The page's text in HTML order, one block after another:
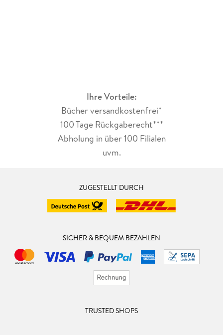
Ihre Vorteile:
Bücher versandkostenfrei*
100 Tage Rückgaberecht***
Abholung in über 100 Filialen
uvm.
ZUGESTELLT DURCH
SICHER & BEQUEM BEZAHLEN
TRUSTED SHOPS